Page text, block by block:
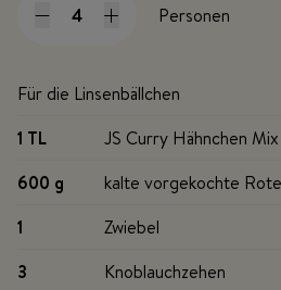
Personen
Für die Linsenbällchen
1 TL
JS Curry Hähnchen Mix
600 g
kalte vorgekochte
1
Zwiebel
3
Knoblauchzehen